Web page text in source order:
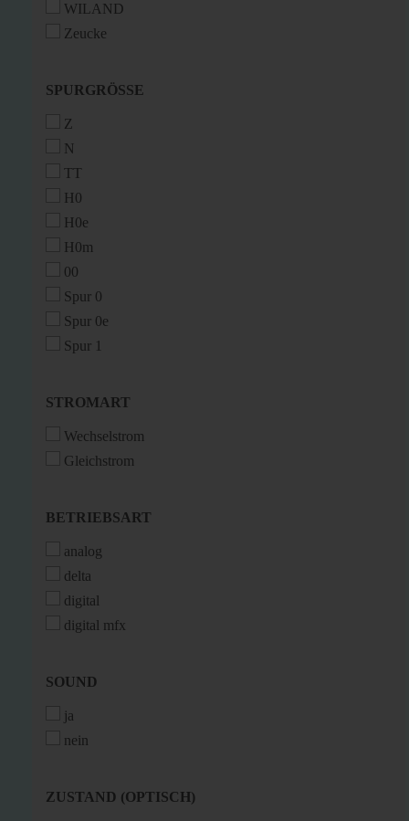
WILAND
Zeucke
SPURGRÖSSE
SPURGRÖSSE
Z
N
TT
H0
H0e
H0m
00
Spur 0
Spur 0e
Spur 1
STROMART
STROMART
Wechselstrom
Gleichstrom
BETRIEBSART
BETRIEBSART
analog
delta
digital
digital mfx
SOUND
SOUND
ja
nein
ZUSTAND
ZUSTAND (OPTISCH)